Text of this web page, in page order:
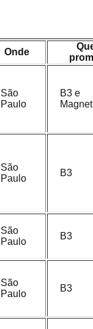
Onde
São
Paulo
B3 e
São
Paulo
B3
São
Paulo
B3
São
Paulo
B3